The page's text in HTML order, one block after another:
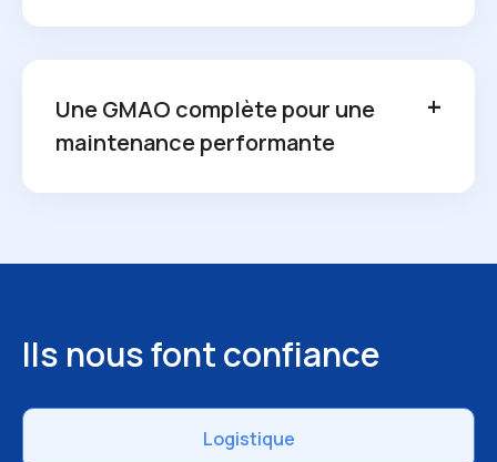
Une GMAO complète pour une
maintenance performante
Ils nous font confiance
Logistique